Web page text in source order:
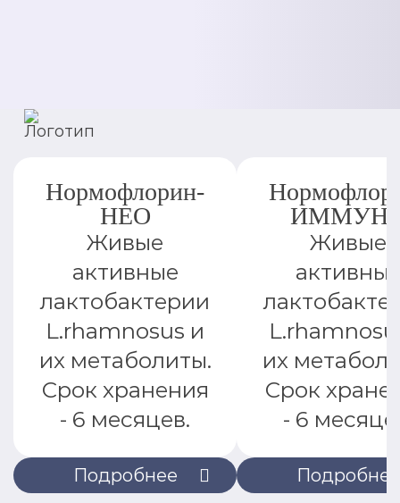
Подробнее
Нормофлорин-
НЕО
Живые
активные
лактобактерии
L.rhamnosus и
их метаболиты.
Срок хранения
- 6 месяцев.
Подробнее
Живые
их
Срок
- 6